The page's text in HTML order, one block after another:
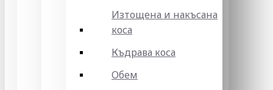
Изтощена и накъсана
коса
Къдрава коса
Обем